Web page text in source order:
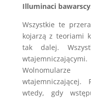
Illuminaci
Wszystkie te
kojarzą z teoriami
tak dalej.
wtedy, gdy